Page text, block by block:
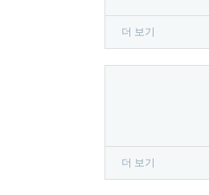
더 보기
더 보기